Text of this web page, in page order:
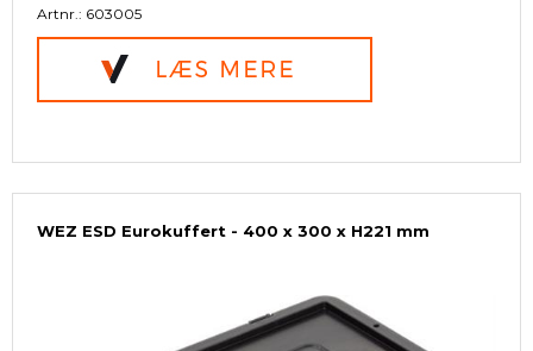
Artnr.: 603005
WEZ ESD Eurokuffert - 400 x 300 x H221 mm